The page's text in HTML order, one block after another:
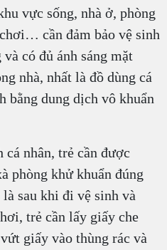
vực sống, nhà ở, phòng
cần đảm bảo vệ sinh
có đủ ánh sáng mặt
nhà, nhất là đồ dùng cá
bằng dung dịch vô khuẩn
nhân, trẻ cần được
phòng khử khuẩn đúng
sau khi đi vệ sinh và
trẻ cần lấy giấy che
giấy vào thùng rác và